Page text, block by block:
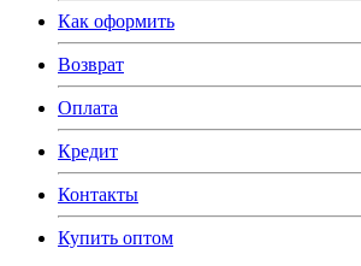
Как оформить
Возврат
Оплата
Кредит
Контакты
Купить оптом